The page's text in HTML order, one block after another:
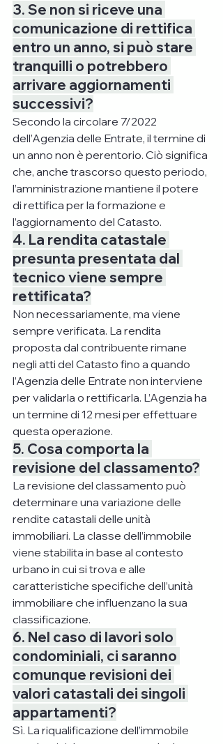
3. Se non si riceve una
comunicazione di rettifica
entro un anno, si può stare
tranquilli o potrebbero
arrivare aggiornamenti
successivi?
Secondo la circolare 7/2022
dell’Agenzia delle Entrate, il termine di
un anno non è perentorio. Ciò significa
che, anche trascorso questo periodo,
l’amministrazione mantiene il potere
di rettifica per la formazione e
l’aggiornamento del Catasto.
4. La rendita catastale
presunta presentata dal
tecnico viene sempre
rettificata?
Non necessariamente, ma viene
sempre verificata. La rendita
proposta dal contribuente rimane
negli atti del Catasto fino a quando
l’Agenzia delle Entrate non interviene
per validarla o rettificarla. L’Agenzia ha
un termine di 12 mesi per effettuare
questa operazione.
5. Cosa comporta la
revisione del classamento?
La revisione del classamento può
determinare una variazione delle
rendite catastali delle unità
immobiliari. La classe dell’immobile
viene stabilita in base al contesto
urbano in cui si trova e alle
caratteristiche specifiche dell’unità
immobiliare che influenzano la sua
classificazione.
6. Nel caso di lavori solo
condominiali, ci saranno
comunque revisioni dei
valori catastali dei singoli
appartamenti?
Sì. La riqualificazione dell’immobile